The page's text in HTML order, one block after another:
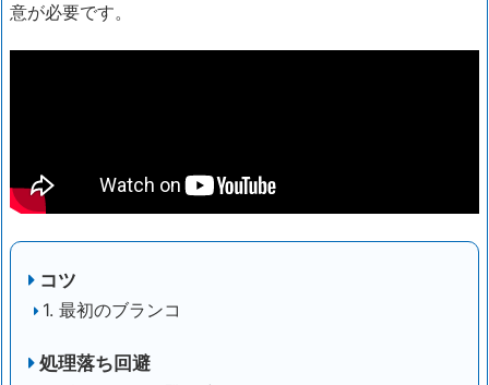
意が必要です。
コツ
1. 最初のブランコ
処理落ち回避